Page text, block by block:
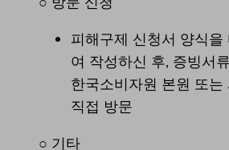
피해구제 신청서 양식을
여 작성하신 후, 증빙서
한국소비자원 본원 또는
직접 방문
○ 기타